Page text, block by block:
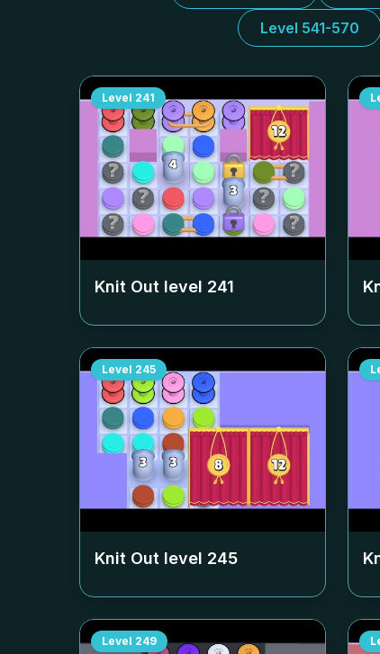
Level 541-570
Level 241
Knit Out level 241
Level 245
Knit Out level 245
Level 249